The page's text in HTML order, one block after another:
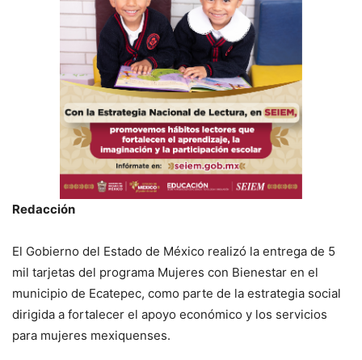
Redacción
El Gobierno del Estado de México realizó la entrega de 5
mil tarjetas del programa Mujeres con Bienestar en el
municipio de Ecatepec, como parte de la estrategia social
dirigida a fortalecer el apoyo económico y los servicios
para mujeres mexiquenses.